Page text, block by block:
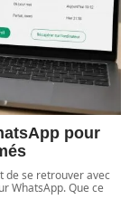
pour
de se retrouver avec
WhatsApp. Que ce